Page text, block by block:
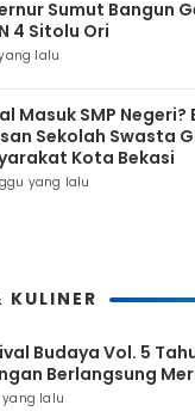
Sumut Bangun
4 Sitolu Ori
lalu
Masuk SMP Negeri?
Sekolah Swasta
Kota Bekasi
yang lalu
Budaya Vol. 5
Berlangsung
lalu